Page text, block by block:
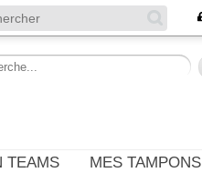
TEAMS
MES TAMPONS